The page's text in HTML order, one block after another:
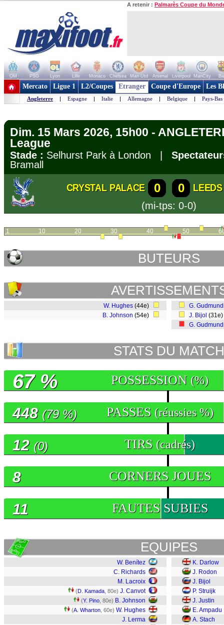
A retenir : Palmarès Coupe du
OM PSG Lyon Lille Monaco Chelsea Man Utd Arsenal Liverpool ManCity
+ de clubs
Mercato Ligue 1 L2/Coupes Etranger Coupe d'Europe Les
Angleterre | Espagne | Italie | Allemagne | Belgique | Pays-Bas
Dim. 15 Mars 2026, 15h00 -
League
Stade : Selhurst Park à London |
Bramall
CRYSTAL PALACE 0 0
(mi-tps: 0-0)
1 10 20 30 40 50
BUTEURS
W. Hughes (44e)
B. Johnson (54e)
G.
J. Bijol
G.
STATS DU MATCH
POSSESSION (%)
67 %
PASSES (réussies %)
448 (79 %)
TIRS (cadrés)
12 (0)
CORNERS JOUES
8
FAUTES SUBIES
11
EQUIPES
W. Benítez
C. Richards
M. Lacroix
(D. Kamada , 80e) J. Canvot
(Y. Pino , 80e) B. Johnson
(A. Wharton , 60e) W. Hughes
J. Lerma
K. Darlow
J. Rodon
J. Bijol
P. Struijk
J. Justin
E. Ampadu
A. Stach